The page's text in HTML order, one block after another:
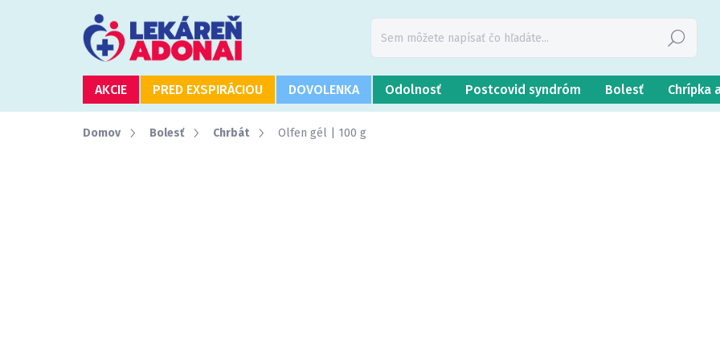
Hľadať
AKCIE PRED EXSPIRÁCIOU DOVOLENKA Odolnosť Postcovid syndróm Bolesť Chrípka
Domov Bolesť Chrbát Olfen gél | 100 g